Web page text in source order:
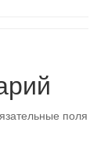
поля